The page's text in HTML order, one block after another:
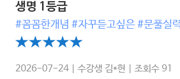
생명 1등급
#꼼꼼한개념 #자꾸듣고싶은 #문풀실
2026-07-24 | 수강생 김*현 | 조회수 91